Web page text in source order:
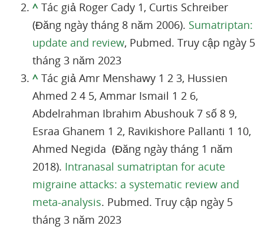
^ Tác giả Roger Cady 1, Curtis Schreiber
(Đăng ngày tháng 8 năm 2006). Sumatriptan:
update and review, Pubmed. Truy cập ngày 5
tháng 3 năm 2023
^ Tác giả Amr Menshawy 1 2 3, Hussien
Ahmed 2 4 5, Ammar Ismail 1 2 6,
Abdelrahman Ibrahim Abushouk 7 số 8 9,
Esraa Ghanem 1 2, Ravikishore Pallanti 1 10,
Ahmed Negida (Đăng ngày tháng 1 năm
2018). Intranasal sumatriptan for acute
migraine attacks: a systematic review and
meta-analysis. Pubmed. Truy cập ngày 5
tháng 3 năm 2023